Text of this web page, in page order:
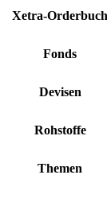
Xetra-Orderbuch
Fonds
Devisen
Rohstoffe
Themen